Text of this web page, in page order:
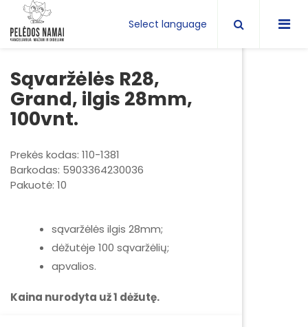
Select language
Sąvaržėlės R28,
Grand, ilgis 28mm,
100vnt.
Prekės kodas: 110-1381
Barkodas: 5903364230036
Pakuotė: 10
sąvaržėlės ilgis 28mm;
dėžutėje 100 sąvaržėlių;
apvalios.
Kaina nurodyta už 1 dėžutę.